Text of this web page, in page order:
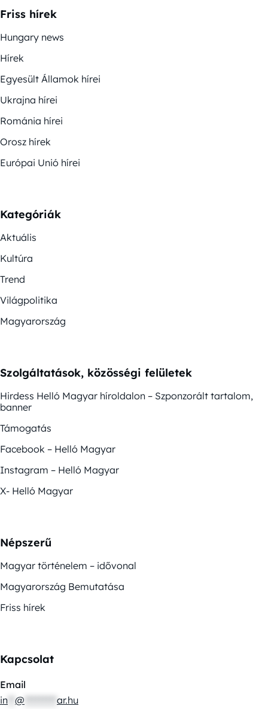
Friss hírek
Hungary news
Hírek
Egyesült Államok hírei
Ukrajna hírei
Románia hírei
Orosz hírek
Európai Unió hírei
Kategóriák
Aktuális
Kultúra
Trend
Világpolitika
Magyarország
Szolgáltatások, közösségi felületek
Hirdess Helló Magyar híroldalon – Szponzorált tartalom,
banner
Támogatás
Facebook – Helló Magyar
Instagram – Helló Magyar
X- Helló Magyar
Népszerű
Magyar történelem – idővonal
Magyarország Bemutatása
Friss hírek
Kapcsolat
Email
in @ ar.hu